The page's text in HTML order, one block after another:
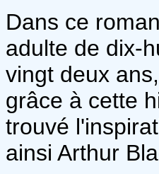
Dans ce
adulte de dix-
vingt deux
grâce à cette
trouvé
ainsi Arthur